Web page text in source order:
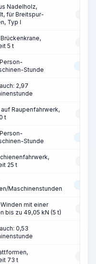
Nadelholz,
für Breitspur-
Typ I
5 t
Stunde
2,97
Raupenfahrwerk,
t
Stunde
25 t
Maschinenstunden
mit einer
bis zu 49,05 kN (5 t)
0,53
73 t